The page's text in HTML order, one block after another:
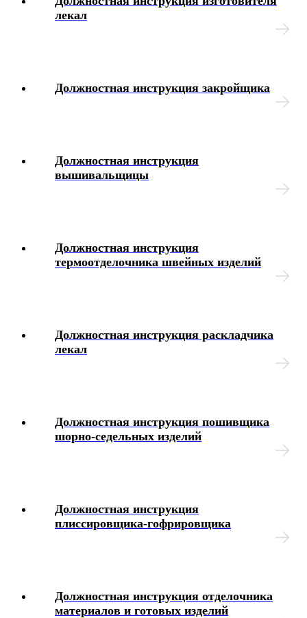
Дисциплинарные взыскания
Медосмотр
Юридические вопросы
Интерактивные блок-схемы
лекал
Должностная инструкция закройщика
Должностная инструкция
вышивальщицы
Должностная инструкция
термоотделочника швейных изделий
Должностная инструкция раскладчика
лекал
Должностная инструкция пошивщика
шорно-седельных изделий
Должностная инструкция
плиссировщика-гофрировщика
Должностная инструкция отделочника
материалов и готовых изделий